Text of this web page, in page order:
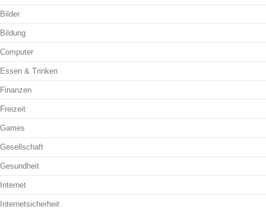
Bilder
Bildung
Computer
Essen & Trinken
Finanzen
Freizeit
Games
Gesellschaft
Gesundheit
Internet
Internetsicherheit